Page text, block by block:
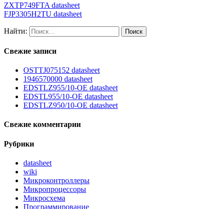
ZXTP749FTA datasheet
FJP3305H2TU datasheet
Найти:
Свежие записи
OSTTJ075152 datasheet
1946570000 datasheet
EDSTLZ955/10-OE datasheet
EDSTL955/10-OE datasheet
EDSTLZ950/10-OE datasheet
Свежие комментарии
Рубрики
datasheet
wiki
Микроконтроллеры
Микропроцессоры
Микросхема
Программирование